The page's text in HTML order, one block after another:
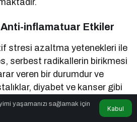
inflamatuar Etkiler
stresi azaltma yetenekleri ile
serbest radikallerin birikmesi
veren bir durumdur ve
diyabet ve kanser gibi
Polifenoller, bu serbest
hücrelerin korunmasına
yaşamanızı sağlamak için
Kabul